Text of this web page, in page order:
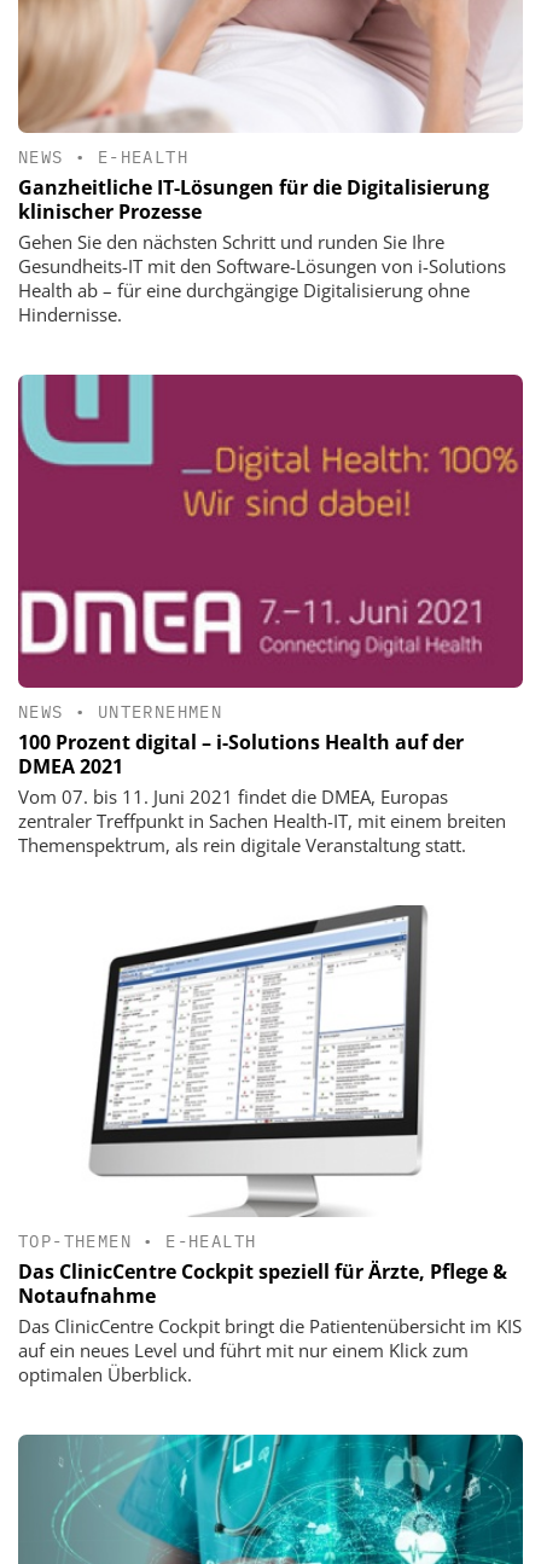
NEWS • E-HEALTH
Ganzheitliche IT-Lösungen für die Digitalisierung
klinischer Prozesse
Gehen Sie den nächsten Schritt und runden Sie Ihre
Gesundheits-IT mit den Software-Lösungen von i-Solutions
Health ab – für eine durchgängige Digitalisierung ohne
Hindernisse.
NEWS • UNTERNEHMEN
100 Prozent digital – i-Solutions Health auf der
DMEA 2021
Vom 07. bis 11. Juni 2021 findet die DMEA, Europas
zentraler Treffpunkt in Sachen Health-IT, mit einem breiten
Themenspektrum, als rein digitale Veranstaltung statt.
TOP-THEMEN • E-HEALTH
Das ClinicCentre Cockpit speziell für Ärzte, Pflege &
Notaufnahme
Das ClinicCentre Cockpit bringt die Patientenübersicht im KIS
auf ein neues Level und führt mit nur einem Klick zum
optimalen Überblick.